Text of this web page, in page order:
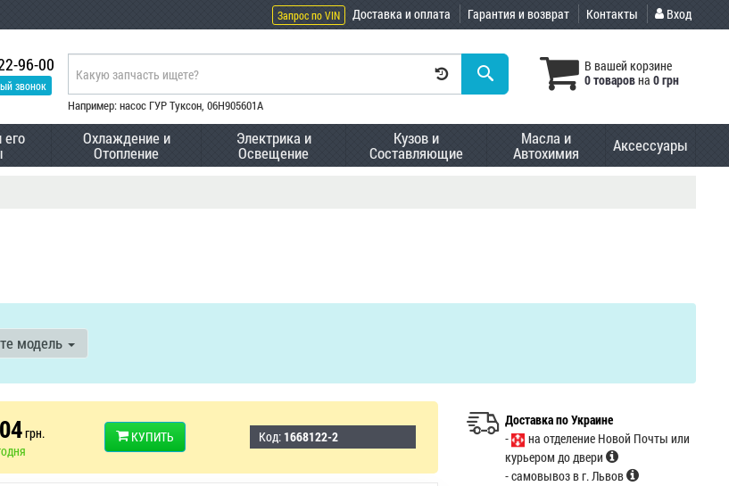
Запрос по VIN Доставка и оплата Гарантия и возврат Контакты Вход
96-00
звонок
В вашей корзине
0 товаровна 0 грн
Например: насос ГУР Туксон, 06H905601A
его Охлаждение и
Отопление
Электрика и
Освещение
Кузов и
Составляющие
Масла и
Автохимия Аксессуары
модель
грн.
КУПИТЬ Код: 1668122-2
Доставка по Украине
-
на отделение Новой Почты или
курьером до двери
- самовывоз в г. Львов